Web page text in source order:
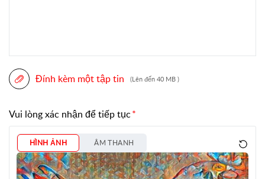
Đính kèm một tập tin (Lên đến 40 MB )
Vui lòng xác nhận để tiếp tục
HÌNH ẢNH ÂM THANH